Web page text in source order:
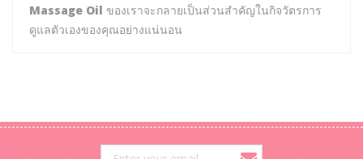
Massage Oil ของเราจะกลายเป็นส่วนสำคัญในกิจวัตรการ
ดูแลตัวเองของคุณอย่างแน่นอน